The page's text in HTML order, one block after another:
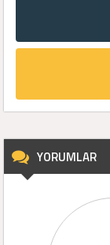
YORUMLAR